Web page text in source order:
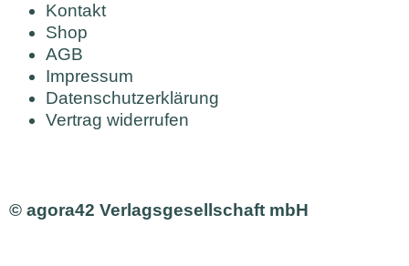
Kontakt
Shop
AGB
Impressum
Datenschutzerklärung
Vertrag widerrufen
© agora42 Verlagsgesellschaft mbH